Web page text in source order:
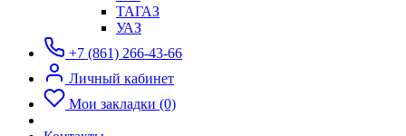
ТАГАЗ
УАЗ
+7 (861) 266-43-66
Личный кабинет
Мои закладки (0)